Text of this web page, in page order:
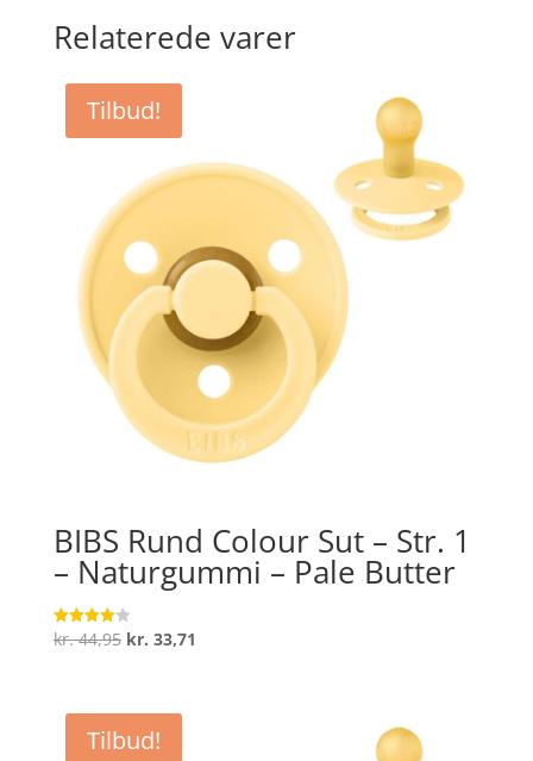
Relaterede varer
Tilbud!
BIBS Rund Colour Sut – Str. 1
– Naturgummi – Pale Butter
Vurderet
4.1
kr.44,95 Den
var:
kr. 44,95.
kr. 33,71
Tilbud!